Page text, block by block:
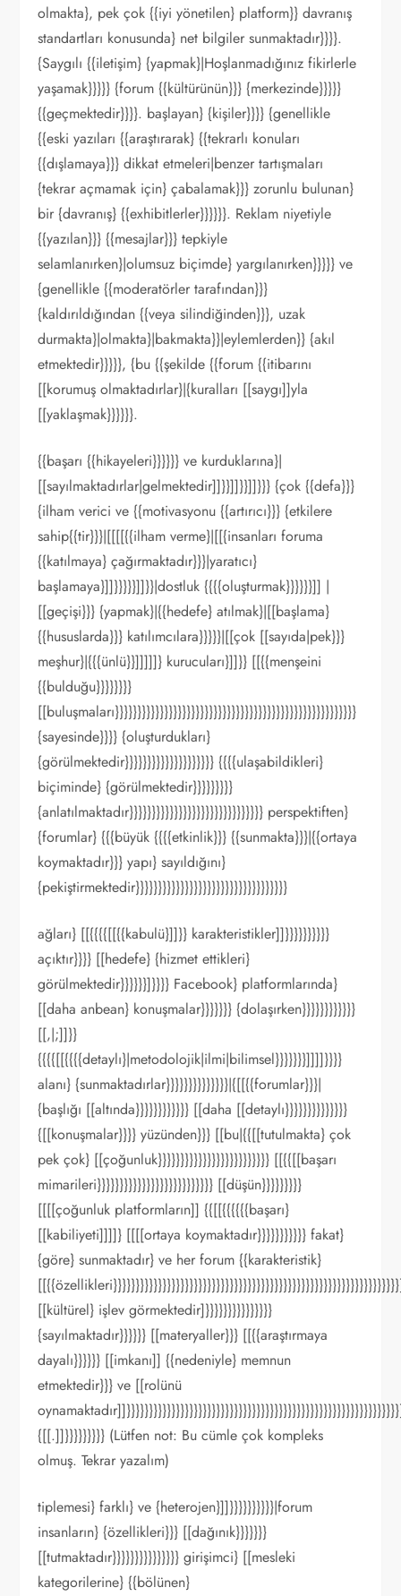
olmakta}, pek çok {{iyi yönetilen} platform}} davranış
standartları konusunda} net bilgiler sunmaktadır}}}}.
{Saygılı {{iletişim} {yapmak}|Hoşlanmadığınız fikirlerle
yaşamak}}}}} {forum {{kültürünün}}} {merkezinde}}}}}
{{geçmektedir}}}}. başlayan} {kişiler}}}} {genellikle
{{eski yazıları {{araştırarak} {{tekrarlı konuları
{{dışlamaya}}} dikkat etmeleri|benzer tartışmaları
{tekrar açmamak için} çabalamak}}} zorunlu bulunan}
bir {davranış} {{exhibitlerler}}}}}}. Reklam niyetiyle
{{yazılan}}} {{mesajlar}}} tepkiyle
selamlanırken}|olumsuz biçimde} yargılanırken}}}}} ve
{genellikle {{moderatörler tarafından}}}
{kaldırıldığından {{veya silindiğinden}}}, uzak
durmakta}|olmakta}|bakmakta}}|eylemlerden}} {akıl
etmektedir}}}}}, {bu {{şekilde {{forum {{itibarını
[[korumuş olmaktadırlar}|{kuralları [[saygı]]yla
[[yaklaşmak}}}}}}.
{{başarı {{hikayeleri}}}}}} ve kurduklarına}|
[[sayılmaktadırlar|gelmektedir]]}}]]}}]]}}} {çok {{defa}}}
{ilham verici ve {{motivasyonu {{artırıcı}}} {etkilere
sahip{{tir}}}|[[[[{{ilham verme}|[[{insanları foruma
{{katılmaya} çağırmaktadır}}}|yaratıcı}
başlamaya}]]}}}}}]]}}|dostluk {{{{oluşturmak}}}}}}]] |
[[geçişi}}} {yapmak}|{{hedefe} atılmak}|[[başlama}
{{hususlarda}}} katılımcılara}}}}}|[[çok [[sayıda|pek}}}
meşhur}|{{{ünlü}}]]]]]} kurucuları}]]}} [[{{menşeini
{{bulduğu}}}}}}}}
[[buluşmaları}}}}}}}}}}}}}}}}}}}}}}}}}}}}}}}}}}}}}}}}}}}}}}}}}}}}}}
{sayesinde}}}} {oluşturdukları}
{görülmektedir}}}}}}}}}}}}}}}}}}}} {{{{ulaşabildikleri}
biçiminde} {görülmektedir}}}}}}}}}
{anlatılmaktadır}}}}}}}}}}}}}}}}}}}}}}}}}}}}}} perspektiften}
{forumlar} {{{büyük {{{{etkinlik}}} {{sunmakta}}}|{{ortaya
koymaktadır}}} yapı} sayıldığını}
{pekiştirmektedir}}}}}}}}}}}}}}}}}}}}}}}}}}}}}}}}}}
ağları} [[{{{{[[{{kabulü}]]}} karakteristikler]]}}}}}}}}}}
açıktır}}}} [[hedefe} {hizmet ettikleri}
görülmektedir}}}}}}]}}}} Facebook} platformlarında}
[[daha anbean} konuşmalar}}}}}}} {dolaşırken}}}}}}}}}}}}
[[,|;]]}}
{{{{[[{{{{detaylı}|metodolojik|ilmi|bilimsel}}}}}}}]]]]}}}}
alanı} {sunmaktadırlar}}}}}}}}}}}}}}|{[[{{forumlar}}}|
{başlığı [[altında}}}}}}}}}}}} [[daha [[detaylı}}}}}}}}}}}}}}
{[[konuşmalar}}}} yüzünden}}} [[bu|{{[[tutulmakta} çok
pek çok} [[çoğunluk}}}}}}}}}}}}}}}}}}}}}}}}} [[{{[[başarı
mimarileri}}}}}}}}}}}}}}}}}}}}}}}}}} [[düşün}}}}}}}}}
[[[[çoğunluk platformların]] {{[[{{{{{{başarı}
[[kabiliyeti]]]]} [[[[ortaya koymaktadır}}}}}}}}}}} fakat}
{göre} sunmaktadır} ve her forum {{karakteristik}
[[kültürel} işlev görmektedir]}}}}}}}}}}}}}}}
{sayılmaktadır}}}}}} [[materyaller}}} [[{{araştırmaya
dayalı}}}}}} [[imkanı]] {{nedeniyle} memnun
etmektedir}}} ve [[rolünü
{[[.]]}}}}}}}}} (Lütfen not: Bu cümle çok kompleks
olmuş. Tekrar yazalım)
tiplemesi} farklı} ve {heterojen}]]}}}}}}}}}}|forum
insanların} {özellikleri}}} [[dağınık}}}}}}}
[[tutmaktadır}}}}}}}}}}}}}}} girişimci} [[mesleki
kategorilerine} {{bölünen}